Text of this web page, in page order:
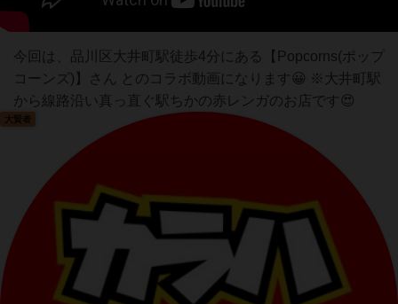
今回は、品川区大井町駅徒歩4分にある【Popcorns(ポップ
コーンズ)】さん とのコラボ動画になります😀 ※大井町駅
から線路沿い真っ直ぐ駅ちかの赤レンガのお店です😍
大賢者